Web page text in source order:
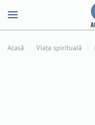
Acasă Viața spirituală